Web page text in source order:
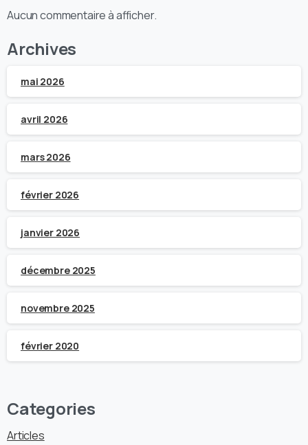
Aucun commentaire à afficher.
Archives
mai 2026
avril 2026
mars 2026
février 2026
janvier 2026
décembre 2025
novembre 2025
février 2020
Categories
Articles